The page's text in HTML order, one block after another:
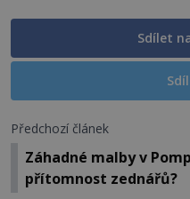
Sdílet
Předchozí článek
Záhadné malby v
přítomnost zednářů?